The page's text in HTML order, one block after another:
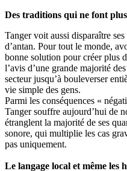
Des traditions qui ne font
Tanger voit aussi disparaître
d’antan. Pour tout le monde,
bonne solution pour créer plus
l’avis d’une grande majorité
secteur jusqu’à bouleverser
vie simple des gens.
Parmi les conséquences «
Tanger souffre aujourd’hui de
étranglent la majorité de ses
sonore, qui multiplie les cas
pas uniquement.
Le langage local et même les